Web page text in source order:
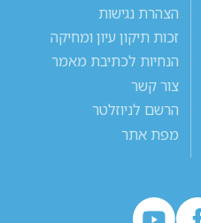
הצהרת נגישות
זכות תיקון עיון ומחיקה
הנחיות לכתיבת מאמר
צור קשר
הרשם לניוזלטר
מפת אתר